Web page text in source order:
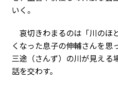
いく。
哀切きわまるのは「川のほ
くなった息子の伸輔さんを思
三途（さんず）の川が見える
話を交わす。